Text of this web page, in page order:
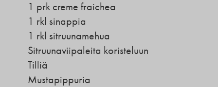
1 prk creme fraichea
1 rkl sinappia
1 rkl sitruunamehua
Sitruunaviipaleita koristeluun
Tilliä
Mustapippuria